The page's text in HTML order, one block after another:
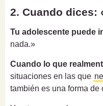
2. Cuando dices:
Tu adolescente puede
nada.»
Cuando lo que
situaciones en las que
también es una forma de